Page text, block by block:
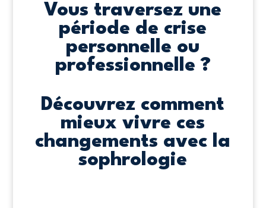
Vous traversez une
période de crise
personnelle ou
professionnelle ?
Découvrez comment
mieux vivre ces
changements avec la
sophrologie